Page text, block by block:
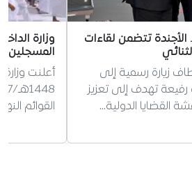
تتضمن لقاءات
زيارة رسمية إلى
رفيعة تهدف إلى تعزيز
القضايا الدولية…
وزارة
المسجلين
أعلنت
القوائم